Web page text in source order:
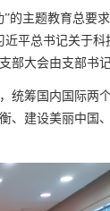
主题教育总要
平总书记关于
部大会由支部书
筹国内国际两
建设美丽中国